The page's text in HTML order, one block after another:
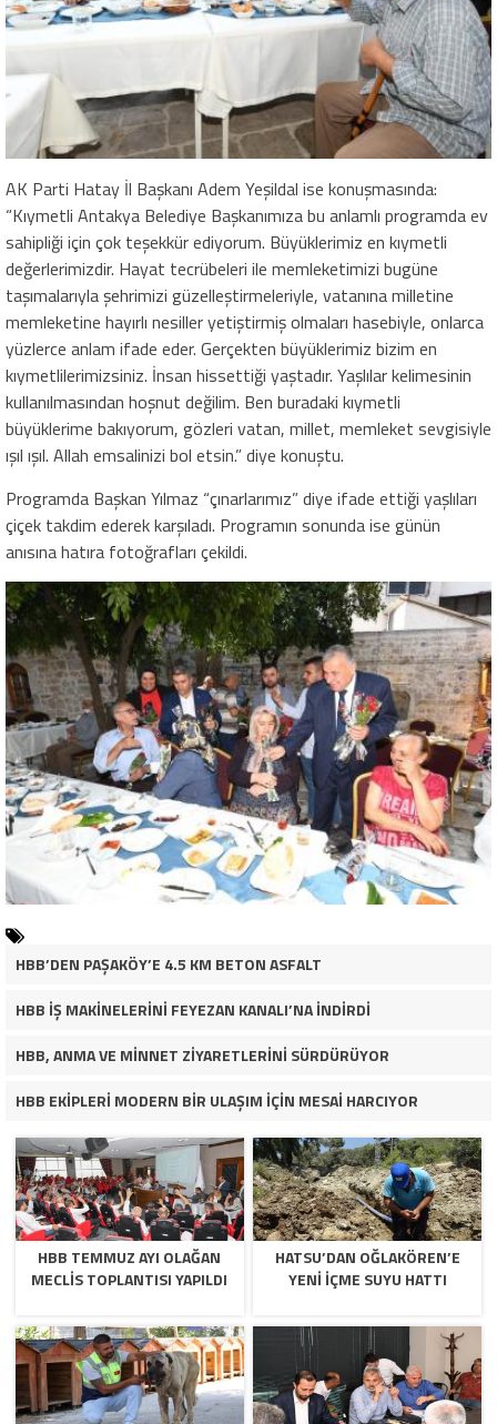
AK Parti Hatay İl Başkanı Adem Yeşildal ise konuşmasında:
“Kıymetli Antakya Belediye Başkanımıza bu anlamlı programda ev
sahipliği için çok teşekkür ediyorum. Büyüklerimiz en kıymetli
değerlerimizdir. Hayat tecrübeleri ile memleketimizi bugüne
taşımalarıyla şehrimizi güzelleştirmeleriyle, vatanına milletine
memleketine hayırlı nesiller yetiştirmiş olmaları hasebiyle, onlarca
yüzlerce anlam ifade eder. Gerçekten büyüklerimiz bizim en
kıymetlilerimizsiniz. İnsan hissettiği yaştadır. Yaşlılar kelimesinin
kullanılmasından hoşnut değilim. Ben buradaki kıymetli
büyüklerime bakıyorum, gözleri vatan, millet, memleket sevgisiyle
ışıl ışıl. Allah emsalinizi bol etsin.” diye konuştu.
Programda Başkan Yılmaz “çınarlarımız” diye ifade ettiği yaşlıları
çiçek takdim ederek karşıladı. Programın sonunda ise günün
anısına hatıra fotoğrafları çekildi.
HBB’DEN PAŞAKÖY’E 4.5 KM BETON ASFALT
HBB İŞ MAKİNELERİNİ FEYEZAN KANALI’NA İNDİRDİ
HBB, ANMA VE MİNNET ZİYARETLERİNİ SÜRDÜRÜYOR
HBB EKİPLERİ MODERN BİR ULAŞIM İÇİN MESAİ HARCIYOR
HBB TEMMUZ AYI OLAĞAN
MECLİS TOPLANTISI YAPILDI
HATSU’DAN OĞLAKÖREN’E
YENİ İÇME SUYU HATTI